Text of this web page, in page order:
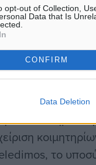
opt-out of Collection,
Data that Is
CONFIRM
Data Deletion
και
εφαρμογές. Σε
λογιστική
και
το